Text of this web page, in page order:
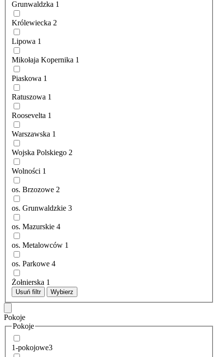
Grunwaldzka 1
Królewiecka 2
Lipowa 1
Mikołaja Kopernika 1
Piaskowa 1
Ratuszowa 1
Roosevelta 1
Warszawska 1
Wojska Polskiego 2
Wolności 1
os. Brzozowe 2
os. Grunwaldzkie 3
os. Mazurskie 4
os. Metalowców 1
os. Parkowe 4
Żołnierska 1
Usuń filtr Wybierz
Pokoje
Pokoje
1-pokojowe3